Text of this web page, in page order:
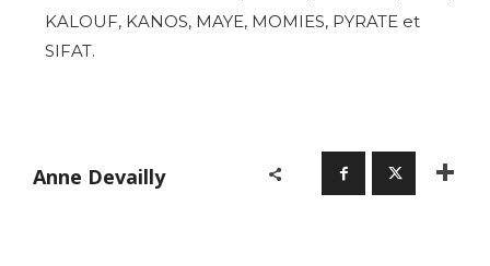
KALOUF, KANOS, MAYE, MOMIES, PYRATE et
SIFAT.
Anne Devailly